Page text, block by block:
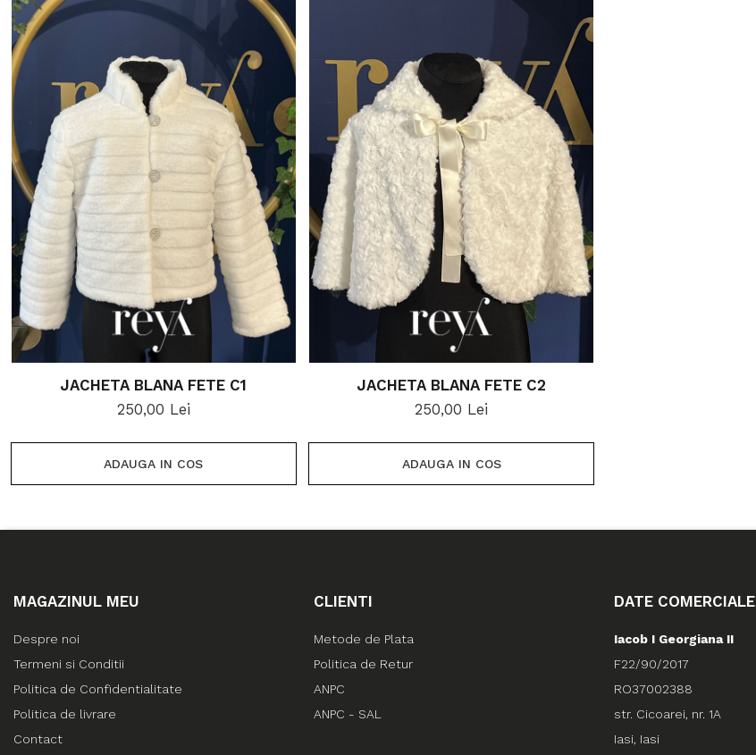
JACHETA BLANA FETE C1
250,00 Lei
ADAUGA IN COS
JACHETA BLANA FETE C2
250,00 Lei
ADAUGA IN COS
MAGAZINUL MEU
Despre noi
Termeni si Conditii
Politica de Confidentialitate
Politica de livrare
Contact
CLIENTI
Metode de Plata
Politica de Retur
ANPC
ANPC - SAL
DATE COMERCIALE
Iacob I Georgiana II
F22/90/2017
RO37002388
str. Cicoarei, nr. 1A
Iasi, Iasi